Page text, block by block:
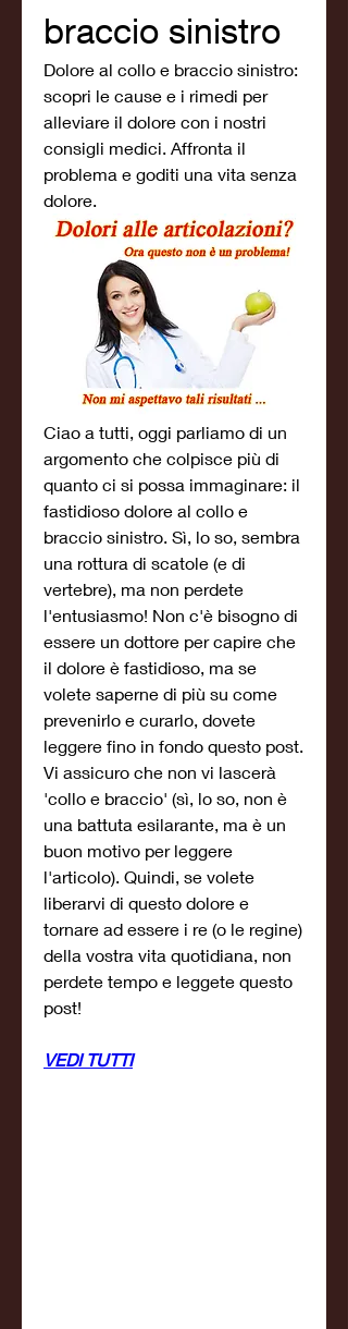
braccio sinistro
Dolore al collo e braccio sinistro:
scopri le cause e i rimedi per
alleviare il dolore con i nostri
consigli medici. Affronta il
problema e goditi una vita senza
dolore.
Ciao a tutti, oggi parliamo di un
argomento che colpisce più di
quanto ci si possa immaginare: il
fastidioso dolore al collo e
braccio sinistro. Sì, lo so, sembra
una rottura di scatole (e di
vertebre), ma non perdete
l'entusiasmo! Non c'è bisogno di
essere un dottore per capire che
il dolore è fastidioso, ma se
volete saperne di più su come
prevenirlo e curarlo, dovete
leggere fino in fondo questo post.
Vi assicuro che non vi lascerà
'collo e braccio' (sì, lo so, non è
una battuta esilarante, ma è un
buon motivo per leggere
l'articolo). Quindi, se volete
liberarvi di questo dolore e
tornare ad essere i re (o le regine)
della vostra vita quotidiana, non
perdete tempo e leggete questo
post!
VEDI TUTTI